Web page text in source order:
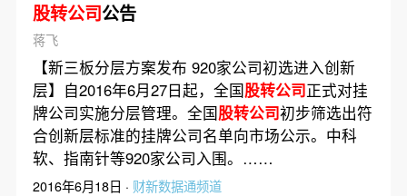
股转公司公告
蒋飞
【新三板分层方案发布 920家公司初选进入创新
层】自2016年6月27日起，全国股转公司正式对挂
牌公司实施分层管理。全国股转公司初步筛选出符
合创新层标准的挂牌公司名单向市场公示。中科
软、指南针等920家公司入围。……
2016年6月18日 · 财新数据通频道